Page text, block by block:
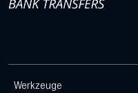
Werkzeuge